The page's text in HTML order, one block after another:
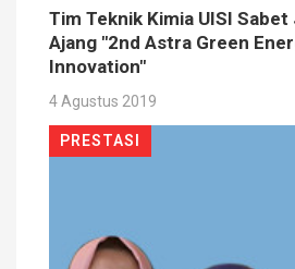
Tim Teknik Kimia UISI Sabet
Ajang "2nd Astra Green
Innovation"
4 Agustus 2019
PRESTASI